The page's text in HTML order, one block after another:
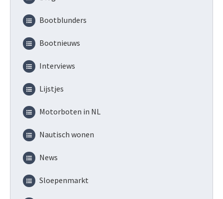
Bootblunders
Bootnieuws
Interviews
Lijstjes
Motorboten in NL
Nautisch wonen
News
Sloepenmarkt